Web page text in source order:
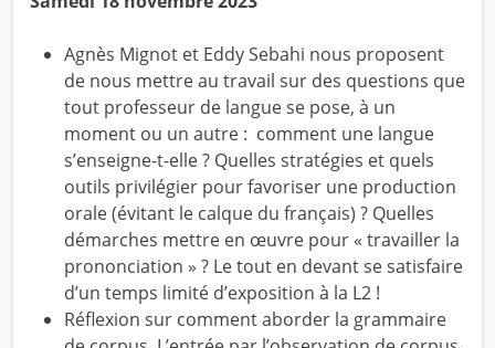
Agnès Mignot et Eddy Sebahi nous proposent
de nous mettre au travail sur des questions que
tout professeur de langue se pose, à un
moment ou un autre : comment une langue
s’enseigne-t-elle ? Quelles stratégies et quels
outils privilégier pour favoriser une production
orale (évitant le calque du français) ? Quelles
démarches mettre en œuvre pour « travailler la
prononciation » ? Le tout en devant se satisfaire
d’un temps limité d’exposition à la L2 !
Réflexion sur comment aborder la grammaire